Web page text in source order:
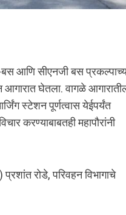
आणि सीएनजी बस
आगारात घेतला. वागळे
स्टेशन पूर्णत्वास येईपर्यंत
करण्याबाबतही महापौरांनी
रोडे, परिवहन विभागाचे